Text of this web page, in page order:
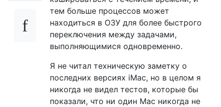
тем больше процессов может
находиться в ОЗУ для более быстрого
переключения между задачами,
выполняющимися одновременно.
Я не читал техническую заметку о
последних версиях iMac, но в целом я
никогда не видел тестов, которые бы
показали, что ни один Mac никогда не